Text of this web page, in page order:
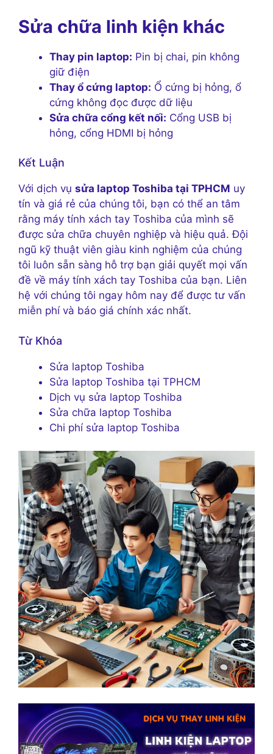
Sửa chữa linh kiện khác
Thay pin laptop: Pin bị chai, pin không
giữ điện
Thay ổ cứng laptop: Ổ cứng bị hỏng, ổ
cứng không đọc được dữ liệu
Sửa chữa cổng kết nối: Cổng USB bị
hỏng, cổng HDMI bị hỏng
Kết Luận
Với dịch vụ sửa laptop Toshiba tại TPHCM uy
tín và giá rẻ của chúng tôi, bạn có thể an tâm
rằng máy tính xách tay Toshiba của mình sẽ
được sửa chữa chuyên nghiệp và hiệu quả. Đội
ngũ kỹ thuật viên giàu kinh nghiệm của chúng
tôi luôn sẵn sàng hỗ trợ bạn giải quyết mọi vấn
đề về máy tính xách tay Toshiba của bạn. Liên
hệ với chúng tôi ngay hôm nay để được tư vấn
miễn phí và báo giá chính xác nhất.
Từ Khóa
Sửa laptop Toshiba
Sửa laptop Toshiba tại TPHCM
Dịch vụ sửa laptop Toshiba
Sửa chữa laptop Toshiba
Chi phí sửa laptop Toshiba